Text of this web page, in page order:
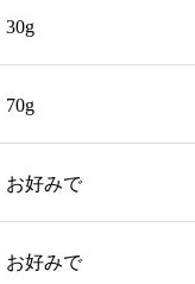
30g
70g
お好みで
お好みで